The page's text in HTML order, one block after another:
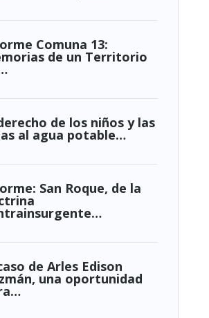
Comuna 13:
de un Territorio
de los niños y las
al agua potable…
San Roque, de la
de Arles Edison
una oportunidad